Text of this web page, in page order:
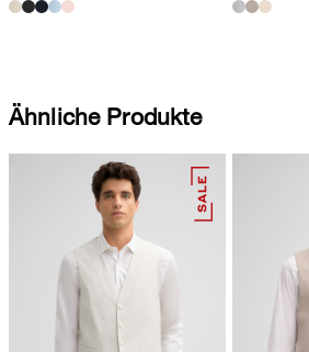
Ähnliche Produkte